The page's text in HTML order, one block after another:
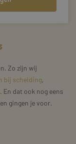
Zo zijn wij
bij scheiding,
. En dat ook nog eens
gingen je voor.